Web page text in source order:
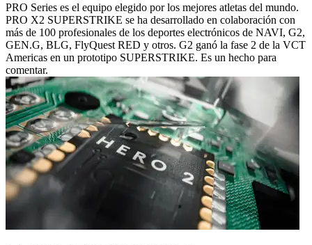
PRO Series es el equipo elegido por los mejores atletas del mundo.
PRO X2 SUPERSTRIKE se ha desarrollado en colaboración con
más de 100 profesionales de los deportes electrónicos de NAVI, G2,
GEN.G, BLG, FlyQuest RED y otros. G2 ganó la fase 2 de la VCT
Americas en un prototipo SUPERSTRIKE. Es un hecho para
comentar.